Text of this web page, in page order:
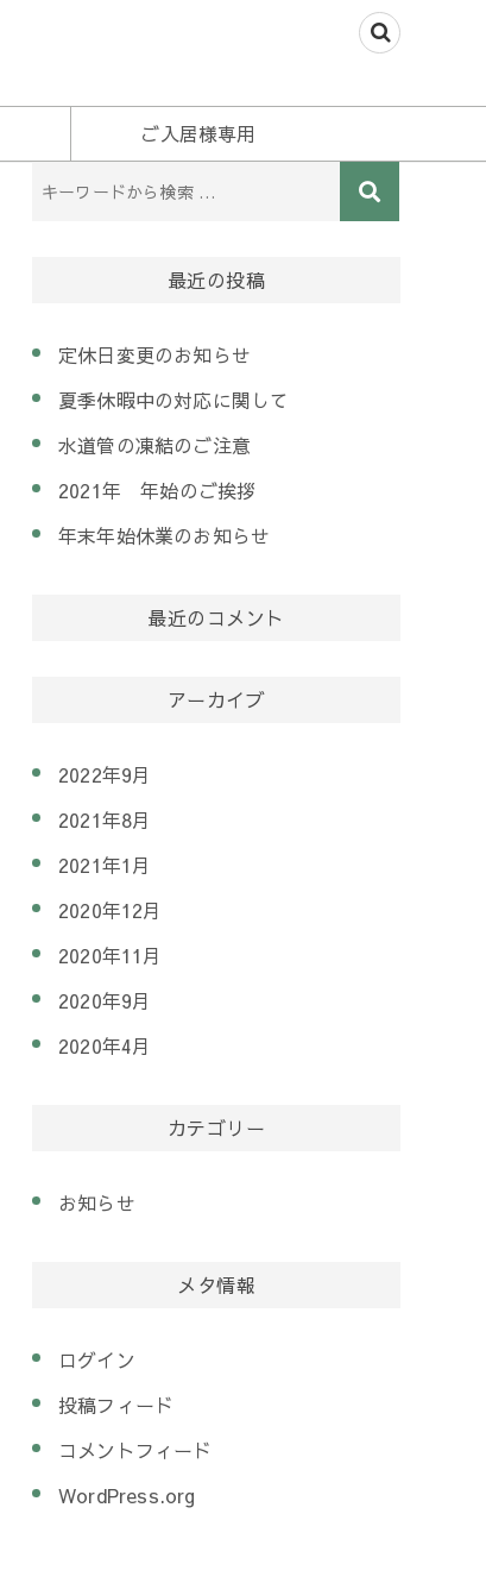
ご入居様専用
最近の投稿
定休日変更のお知らせ
夏季休暇中の対応に関して
水道管の凍結のご注意
2021年 年始のご挨拶
年末年始休業のお知らせ
最近のコメント
アーカイブ
2022年9月
2021年8月
2021年1月
2020年12月
2020年11月
2020年9月
2020年4月
カテゴリー
お知らせ
メタ情報
ログイン
投稿フィード
コメントフィード
WordPress.org